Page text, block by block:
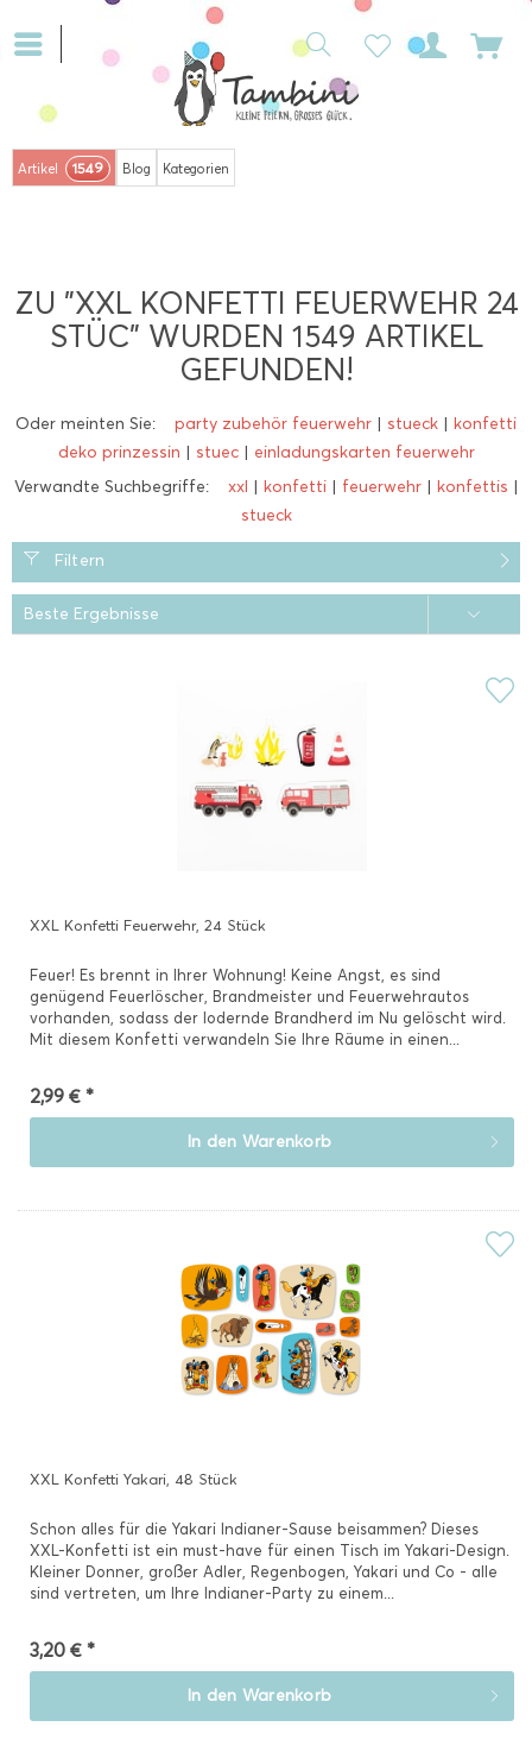
Artikel 1549 Blog Kategorien
ZU "XXL KONFETTI FEUERWEHR 24
STÜC" WURDEN 1549 ARTIKEL
GEFUNDEN!
Oder meinten Sie: party zubehör feuerwehr | stueck | konfetti
deko prinzessin | stuec| einladungskarten feuerwehr
Verwandte Suchbegriffe:
xxl | konfetti| feuerwehr| konfettis |
stueck
Filtern
XXL Konfetti Feuerwehr, 24 Stück
Feuer! Es brennt in Ihrer Wohnung! Keine Angst, es sind
genügend Feuerlöscher, Brandmeister und Feuerwehrautos
vorhanden, sodass der lodernde Brandherd im Nu gelöscht wird.
Mit diesem Konfetti verwandeln Sie Ihre Räume in einen...
2,99 € *
In den Warenkorb
XXL Konfetti Yakari, 48 Stück
Schon alles für die Yakari Indianer-Sause beisammen? Dieses
XXL-Konfetti ist ein must-have für einen Tisch im Yakari-Design.
Kleiner Donner, großer Adler, Regenbogen, Yakari und Co - alle
sind vertreten, um Ihre Indianer-Party zu einem...
3,20 € *
In den Warenkorb